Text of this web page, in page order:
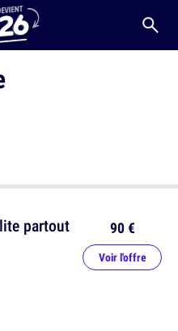
partout
90 €
Voir l'offre